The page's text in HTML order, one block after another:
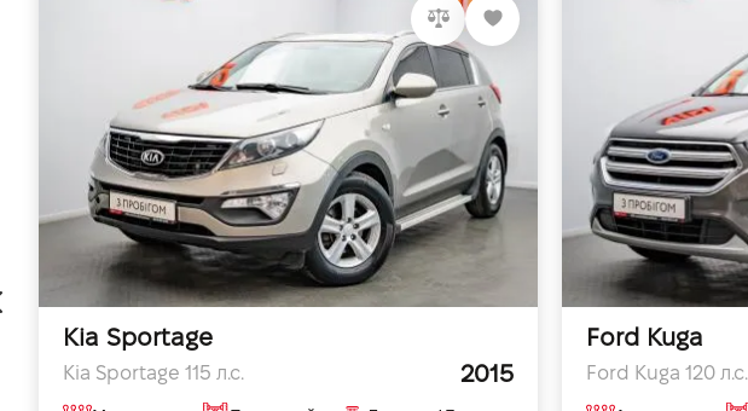
Kia Sportage
Kia Sportage 115 л.с. 2015
Ford Kuga
Ford Kuga 120 л.с.